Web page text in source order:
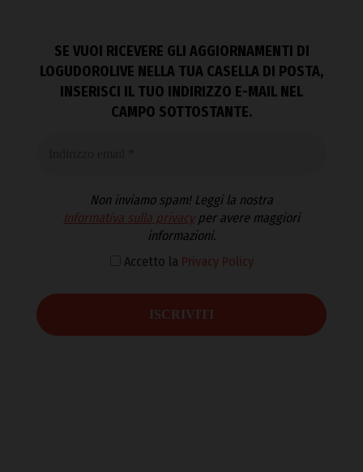
SE VUOI RICEVERE GLI AGGIORNAMENTI DI
LOGUDOROLIVE NELLA TUA CASELLA DI POSTA,
INSERISCI IL TUO INDIRIZZO E-MAIL NEL
CAMPO SOTTOSTANTE.
Non inviamo spam! Leggi la nostra
Informativa sulla privacyper avere maggiori
informazioni.
Accetto la Privacy Policy